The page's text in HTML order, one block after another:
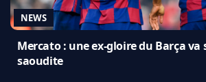
NEWS
Mercato : une ex-gloire du Barça va
saoudite